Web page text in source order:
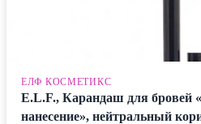
ЕЛФ КОСМЕТИКС
E.L.F., Карандаш для бровей
нанесение», нейтральный